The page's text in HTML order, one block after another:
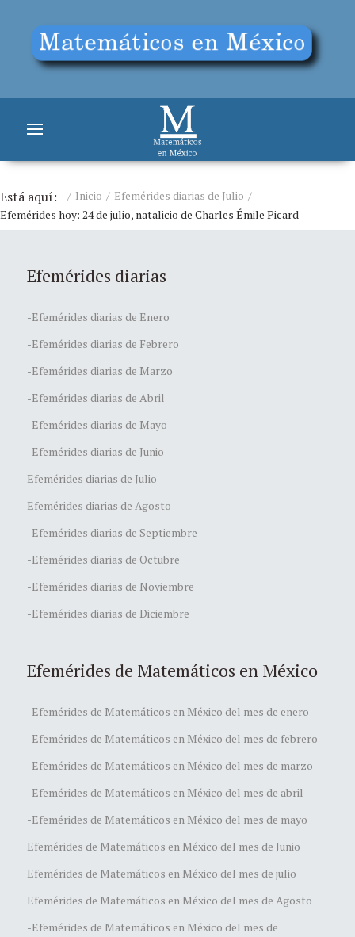
Está aquí: Inicio
Efemérides diarias de Julio
Efemérides hoy: 24 de julio, natalicio de Charles Émile Picard
Efemérides diarias
-Efemérides diarias de Enero
-Efemérides diarias de Febrero
-Efemérides diarias de Marzo
-Efemérides diarias de Abril
-Efemérides diarias de Mayo
-Efemérides diarias de Junio
Efemérides diarias de Julio
Efemérides diarias de Agosto
-Efemérides diarias de Septiembre
-Efemérides diarias de Octubre
-Efemérides diarias de Noviembre
-Efemérides diarias de Diciembre
Efemérides de Matemáticos en México
-Efemérides de Matemáticos en México del mes de enero
-Efemérides de Matemáticos en México del mes de febrero
-Efemérides de Matemáticos en México del mes de marzo
-Efemérides de Matemáticos en México del mes de abril
-Efemérides de Matemáticos en México del mes de mayo
Efemérides de Matemáticos en México del mes de Junio
Efemérides de Matemáticos en México del mes de julio
Efemérides de Matemáticos en México del mes de Agosto
-Efemérides de Matemáticos en México del mes de